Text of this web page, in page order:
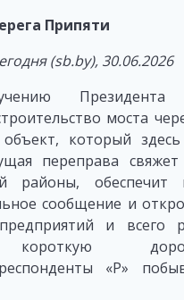
Припяти
(sb.by), 30.06.2026
моста
который
переправа
районы, обеспечит
сообщение и
и всего
«Р»